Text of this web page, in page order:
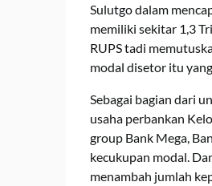
Sulutgo dalam
memiliki sekitar 1,3
RUPS tadi
modal disetor itu
Sebagai bagian dari
usaha perbankan
group Bank Mega,
kecukupan modal.
menambah jumlah